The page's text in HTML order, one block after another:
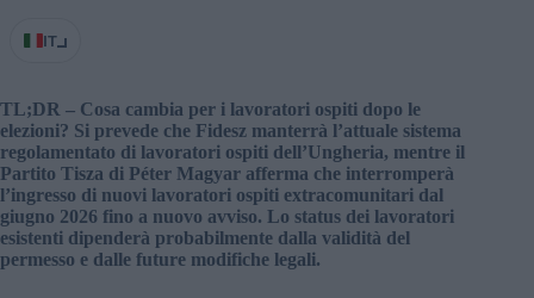
IT
TL;DR – Cosa cambia per i lavoratori ospiti dopo le
elezioni? Si prevede che Fidesz manterrà l’attuale sistema
regolamentato di lavoratori ospiti dell’Ungheria, mentre il
Partito Tisza di Péter Magyar afferma che interromperà
l’ingresso di nuovi lavoratori ospiti extracomunitari dal
giugno 2026 fino a nuovo avviso. Lo status dei lavoratori
esistenti dipenderà probabilmente dalla validità del
permesso e dalle future modifiche legali.